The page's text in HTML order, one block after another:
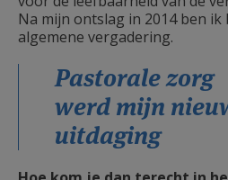
Na mijn ontslag in 2014 ben ik
algemene vergadering.
Pastorale zorg
werd mijn
uitdaging